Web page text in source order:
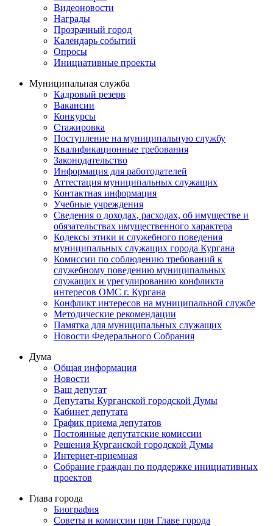
Видеоновости
Награды
Прозрачный город
Календарь событий
Опросы
Инициативные проекты
Муниципальная служба
Кадровый резерв
Вакансии
Конкурсы
Стажировка
Поступление на муниципальную службу
Квалификационные требования
Законодательство
Информация для работодателей
Аттестация муниципальных служащих
Контактная информация
Учебные учреждения
Сведения о доходах, расходах, об имуществе и
обязательствах имущественного характера
Кодексы этики и служебного поведения
муниципальных служащих города Кургана
Комиссии по соблюдению требований к
служебному поведению муниципальных
служащих и урегулированию конфликта
интересов ОМС г. Кургана
Конфликт интересов на муниципальной службе
Методические рекомендации
Памятка для муниципальных служащих
Новости Федерального Cобрания
Дума
Общая информация
Новости
Ваш депутат
Депутаты Курганской городской Думы
Кабинет депутата
График приема депутатов
Постоянные депутатские комиссии
Решения Курганской городской Думы
Интернет-приемная
Собрание граждан по поддержке инициативных
проектов
Глава города
Биография
Советы и комиссии при Главе города